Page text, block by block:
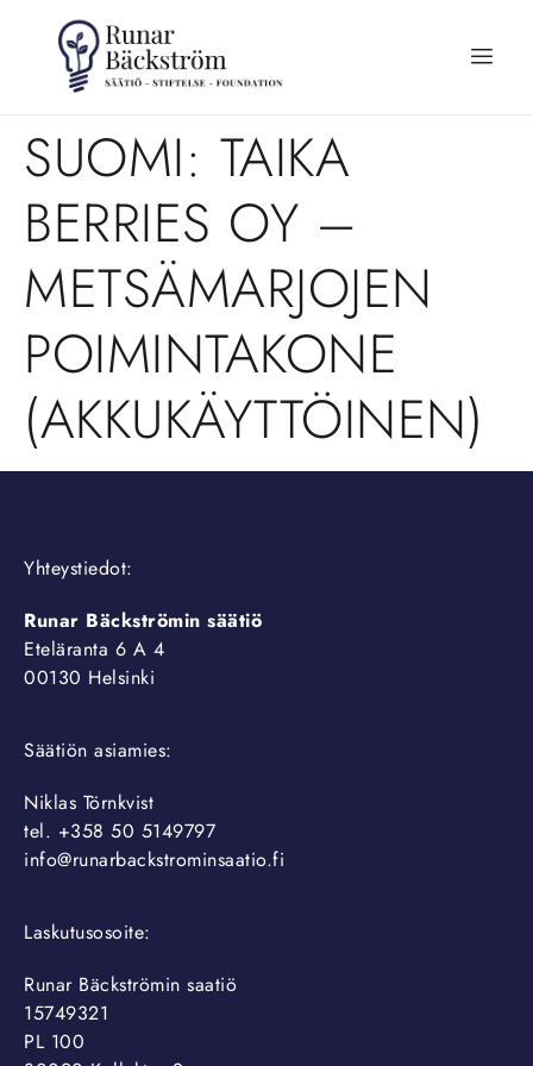
SUOMI: TAIKA
BERRIES OY –
METSÄMARJOJEN
POIMINTAKONE
(AKKUKÄYTTÖINEN)
Yhteystiedot:
Runar Bäckströmin säätiö
Eteläranta 6 A 4
00130 Helsinki
Säätiön asiamies:
Niklas Törnkvist
tel. +358 50 5149797
info@runarbackstrominsaatio.fi
Laskutusosoite:
Runar Bäckströmin saatiö
15749321
PL 100